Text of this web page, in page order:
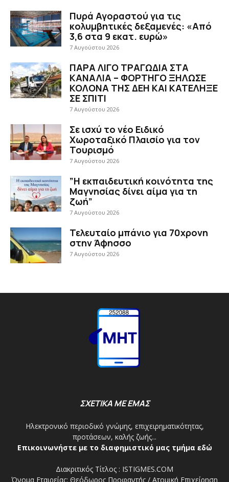
Πυρά Αγοραστού για τις
κολυμβητικές δεξαμενές: «Από
3,6 στα 9 εκατ. ευρώ»
7 Αυγούστου 2026
ΠΑΡΑ ΛΙΓΟ ΤΡΑΓΩΔΙΑ ΣΤΑ
ΚΑΝΑΛΙΑ – ΦΟΡΤΗΓΟ ΞΗΛΩΣΕ
ΚΟΛΟΝΑ ΤΗΣ ΔΕΗ ΚΑΙ ΚΑΤΕΛΗΞΕ
ΣΕ ΣΠΙΤΙ
7 Αυγούστου 2026
Σε ισχύ το νέο Ειδικό
Χωροταξικό Πλαισίο για τον
Τουρισμό
7 Αυγούστου 2026
”Η εκπαιδευτική κοινότητα της
Μαγνησίας δίνει αίμα για τη
ζωή”
7 Αυγούστου 2026
Τελευταίο μπάνιο για 70χρονη
στην Άφησσο
7 Αυγούστου 2026
ΣΧΕΤΙΚΑ ΜΕ ΕΜΑΣ
Ηλεκτρονικό περιοδικό γνώμης, επιχειρηματικότητας,
προτάσεων, καλής ζωής...
Επικοινωνήστε με το διαφημιστικό μας τμήμα εδώ
Διακριτικός Τίτλος : ISTIGMES.COM
Όνομα Εταιρείας: Θεόδωρος Προφαντής / Ατομική Επιχείρηση